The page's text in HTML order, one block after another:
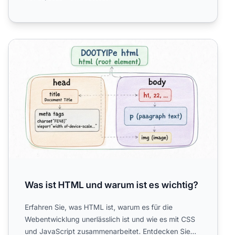
Was ist HTML und warum ist es wichtig?
Was ist HTML und warum ist es wichtig?
Erfahren Sie, was HTML ist, warum es für die
Webentwicklung unerlässlich ist und wie es mit CSS
und JavaScript zusammenarbeitet. Entdecken Sie